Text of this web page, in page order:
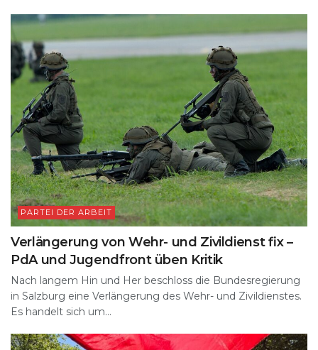
PARTEI DER ARBEIT
Verlängerung von Wehr- und Zivildienst fix –
PdA und Jugendfront üben Kritik
Nach langem Hin und Her beschloss die Bundesregierung
in Salzburg eine Verlängerung des Wehr- und Zivildienstes.
Es handelt sich um...